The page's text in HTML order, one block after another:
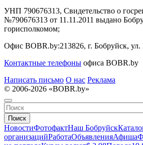
УНП 790676313, Свидетельство о
№790676313 от 11.11.2011 выдано
горисполкомом;
Офис BOBR.by:213826, г. Бобруйск,
Контактные телефоны офиса BOBR.by
Написать письмо О нас Реклама
© 2006-2026 «BOBR.by»
Поиск
НовостиФотофактНаш Бобруйск
организацийРаботаОбъявленияАфиша